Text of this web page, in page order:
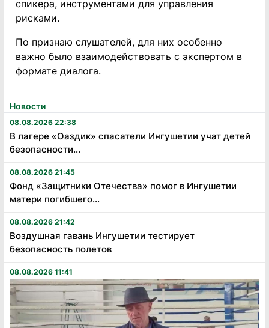
Новости
08.08.2026 22:38
В лагере «Оаздик» спасатели Ингушетии учат детей
безопасности...
08.08.2026 21:45
Фонд «Защитники Отечества» помог в Ингушетии
матери погибшего...
08.08.2026 21:42
Воздушная гавань Ингушетии тестирует
безопасность полетов
08.08.2026 11:41
спикера, инструментами для управления
рисками.
По признаю слушателей, для них особенно
важно было взаимодействовать с экспертом в
формате диалога.